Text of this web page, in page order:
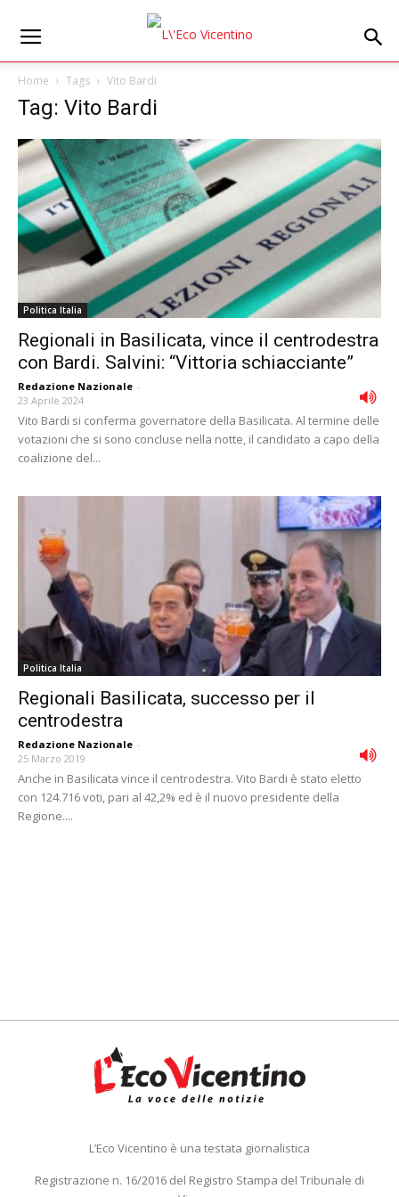
Home Tags Vito Bardi
Tag: Vito Bardi
Politica Italia
Regionali in Basilicata, vince il centrodestra
con Bardi. Salvini: “Vittoria schiacciante”
Redazione Nazionale -
23 Aprile 2024
Vito Bardi si conferma governatore della Basilicata. Al termine delle
votazioni che si sono concluse nella notte, il candidato a capo della
coalizione del...
Politica Italia
Regionali Basilicata, successo per il
centrodestra
Redazione Nazionale -
25 Marzo 2019
Anche in Basilicata vince il centrodestra. Vito Bardi è stato eletto
con 124.716 voti, pari al 42,2% ed è il nuovo presidente della
Regione....
L’Eco Vicentino è una testata giornalistica
Registrazione n. 16/2016 del Registro Stampa del Tribunale di